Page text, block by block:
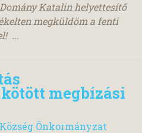
Katalin helyettesítő
megküldöm a fenti
...
megbízási
Önkormányzat